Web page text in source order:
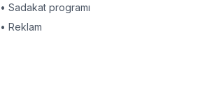
• Sadakat programı
• Reklam